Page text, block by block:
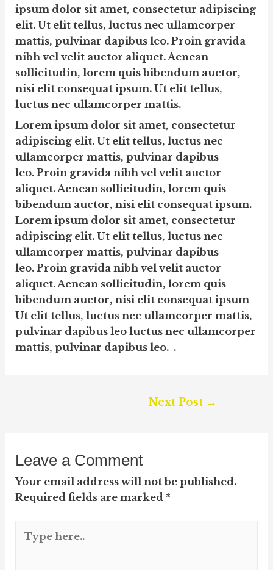
ipsum dolor sit amet, consectetur adipiscing
elit. Ut elit tellus, luctus nec ullamcorper
mattis, pulvinar dapibus leo. Proin gravida
nibh vel velit auctor aliquet. Aenean
sollicitudin, lorem quis bibendum auctor,
nisi elit consequat ipsum. Ut elit tellus,
luctus nec ullamcorper mattis.
Lorem ipsum dolor sit amet, consectetur
adipiscing elit. Ut elit tellus, luctus nec
ullamcorper mattis, pulvinar dapibus
leo. Proin gravida nibh vel velit auctor
aliquet. Aenean sollicitudin, lorem quis
bibendum auctor, nisi elit consequat ipsum.
Lorem ipsum dolor sit amet, consectetur
adipiscing elit. Ut elit tellus, luctus nec
ullamcorper mattis, pulvinar dapibus
leo. Proin gravida nibh vel velit auctor
aliquet. Aenean sollicitudin, lorem quis
bibendum auctor, nisi elit consequat ipsum
Ut elit tellus, luctus nec ullamcorper mattis,
pulvinar dapibus leo luctus nec ullamcorper
mattis, pulvinar dapibus leo. .
Next Post →
Leave a Comment
Your email address will not be published.
Required fields are marked*
here..